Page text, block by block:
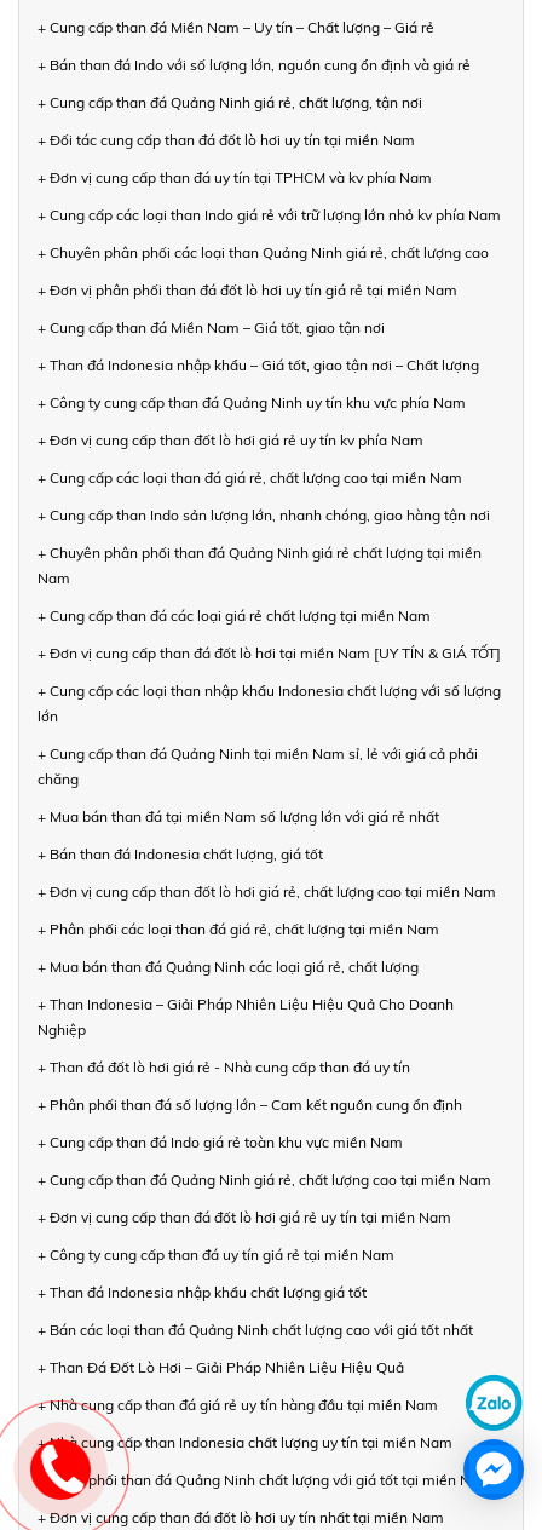
+ Cung cấp than đá Miền Nam – Uy tín – Chất lượng – Giá rẻ
+ Bán than đá Indo với số lượng lớn, nguồn cung ổn định và giá rẻ
+ Cung cấp than đá Quảng Ninh giá rẻ, chất lượng, tận nơi
+ Đối tác cung cấp than đá đốt lò hơi uy tín tại miền Nam
+ Đơn vị cung cấp than đá uy tín tại TPHCM và kv phía Nam
+ Cung cấp các loại than Indo giá rẻ với trữ lượng lớn nhỏ kv phía Nam
+ Chuyên phân phối các loại than Quảng Ninh giá rẻ, chất lượng cao
+ Đơn vị phân phối than đá đốt lò hơi uy tín giá rẻ tại miền Nam
+ Cung cấp than đá Miền Nam – Giá tốt, giao tận nơi
+ Than đá Indonesia nhập khẩu – Giá tốt, giao tận nơi – Chất lượng
+ Công ty cung cấp than đá Quảng Ninh uy tín khu vực phía Nam
+ Đơn vị cung cấp than đốt lò hơi giá rẻ uy tín kv phía Nam
+ Cung cấp các loại than đá giá rẻ, chất lượng cao tại miền Nam
+ Cung cấp than Indo sản lượng lớn, nhanh chóng, giao hàng tận nơi
+ Chuyên phân phối than đá Quảng Ninh giá rẻ chất lượng tại miền
Nam
+ Cung cấp than đá các loại giá rẻ chất lượng tại miền Nam
+ Đơn vị cung cấp than đá đốt lò hơi tại miền Nam [UY TÍN & GIÁ TỐT]
+ Cung cấp các loại than nhập khẩu Indonesia chất lượng với số lượng
lớn
+ Cung cấp than đá Quảng Ninh tại miền Nam sỉ, lẻ với giá cả phải
chăng
+ Mua bán than đá tại miền Nam số lượng lớn với giá rẻ nhất
+ Bán than đá Indonesia chất lượng, giá tốt
+ Đơn vị cung cấp than đốt lò hơi giá rẻ, chất lượng cao tại miền Nam
+ Phân phối các loại than đá giá rẻ, chất lượng tại miền Nam
+ Mua bán than đá Quảng Ninh các loại giá rẻ, chất lượng
+ Than Indonesia – Giải Pháp Nhiên Liệu Hiệu Quả Cho Doanh
Nghiệp
+ Than đá đốt lò hơi giá rẻ - Nhà cung cấp than đá uy tín
+ Phân phối than đá số lượng lớn – Cam kết nguồn cung ổn định
+ Cung cấp than đá Indo giá rẻ toàn khu vực miền Nam
+ Cung cấp than đá Quảng Ninh giá rẻ, chất lượng cao tại miền Nam
+ Đơn vị cung cấp than đá đốt lò hơi giá rẻ uy tín tại miền Nam
+ Công ty cung cấp than đá uy tín giá rẻ tại miền Nam
+ Than đá Indonesia nhập khẩu chất lượng giá tốt
+ Bán các loại than đá Quảng Ninh chất lượng cao với giá tốt nhất
+ Than Đá Đốt Lò Hơi – Giải Pháp Nhiên Liệu Hiệu Quả
+ Nhà cung cấp than đá giá rẻ uy tín hàng đầu tại miền Nam
+ Nhà cung cấp than Indonesia chất lượng uy tín tại miền Nam
+ Phân phối than đá Quảng Ninh chất lượng với giá tốt tại miền Nam
+ Đơn vị cung cấp than đá đốt lò hơi uy tín nhất tại miền Nam